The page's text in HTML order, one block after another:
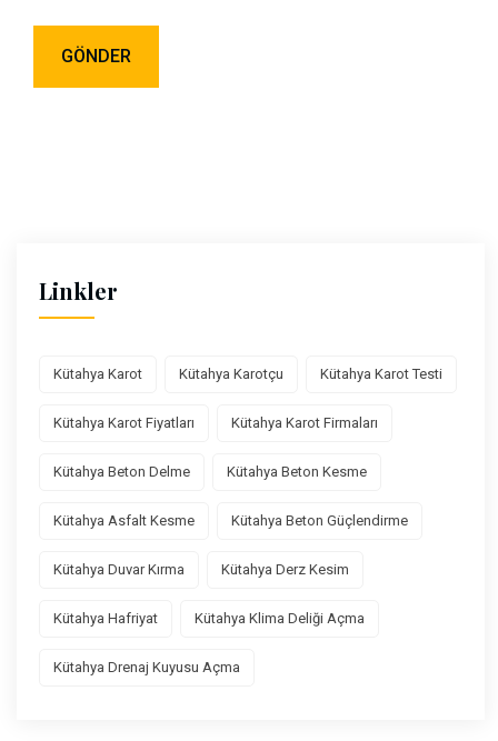
Linkler
Kütahya Karot Kütahya Karotçu Kütahya Karot Testi
Kütahya Karot Fiyatları Kütahya Karot Firmaları
Kütahya Beton Delme Kütahya Beton Kesme
Kütahya Asfalt Kesme Kütahya Beton Güçlendirme
Kütahya Duvar Kırma Kütahya Derz Kesim
Kütahya Hafriyat Kütahya Klima Deliği Açma
Kütahya Drenaj Kuyusu Açma